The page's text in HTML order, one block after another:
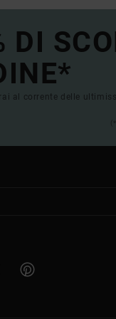
DI
al corrente delle